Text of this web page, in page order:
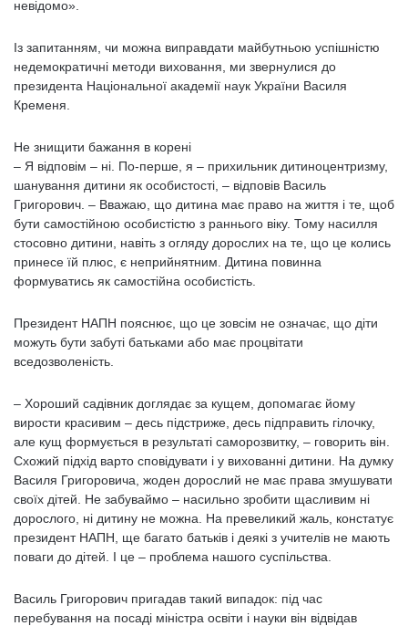
невідомо».
Із запитанням, чи можна виправдати майбутньою успішністю
недемократичні методи виховання, ми звернулися до
президента Національної академії наук України Василя
Кременя.
Не знищити бажання в корені
– Я відповім – ні. По-перше, я – прихильник дитиноцентризму,
шанування дитини як особистості, – відповів Василь
Григорович. – Вважаю, що дитина має право на життя і те, щоб
бути самостійною особистістю з раннього віку. Тому на­силля
стосовно дитини, навіть з огляду дорослих на те, що це колись
принесе їй плюс, є неприйнятним. Дитина повинна
формуватись як самостійна особистість.
Президент НАПН пояснює, що це зовсім не означає, що діти
можуть бути забуті батьками або має процвітати
вседозволеність.
– Хороший садівник доглядає за кущем, допомагає йому
вирости красивим – десь підстриже, десь підправить гілочку,
але кущ формується в результаті саморозвитку, – говорить він.
Схожий підхід варто сповідувати і у вихованні дитини. На думку
Василя Григоровича, жоден дорослий не має права змушувати
своїх дітей. Не забуваймо – насильно зробити щасливим ні
дорослого, ні дитину не можна. На превеликий жаль, констатує
президент НАПН, ще багато батьків і деякі з учителів не мають
поваги до дітей. І це – проблема нашого суспільства.
Василь Григорович пригадав такий випадок: під час
перебування на посаді міністра освіти і науки він відвідав